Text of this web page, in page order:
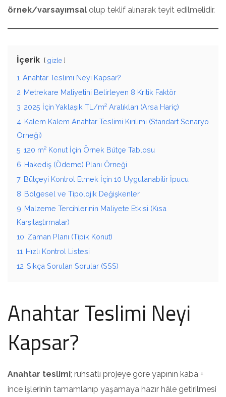
örnek/varsayımsal olup teklif alınarak teyit edilmelidir.
İçerik gizle
1 Anahtar Teslimi Neyi Kapsar?
2 Metrekare Maliyetini Belirleyen 8 Kritik Faktör
3 2025 İçin Yaklaşık TL/m² Aralıkları (Arsa Hariç)
4 Kalem Kalem Anahtar Teslimi Kırılımı (Standart Senaryo
Örneği)
5 120 m² Konut İçin Örnek Bütçe Tablosu
6 Hakediş (Ödeme) Planı Örneği
7 Bütçeyi Kontrol Etmek İçin 10 Uygulanabilir İpucu
8 Bölgesel ve Tipolojik Değişkenler
9 Malzeme Tercihlerinin Maliyete Etkisi (Kısa
Karşılaştırmalar)
10 Zaman Planı (Tipik Konut)
11 Hızlı Kontrol Listesi
12 Sıkça Sorulan Sorular (SSS)
Anahtar Teslimi Neyi
Kapsar?
Anahtar teslimi; ruhsatlı projeye göre yapının kaba +
ince işlerinin tamamlanıp yaşamaya hazır hâle getirilmesi